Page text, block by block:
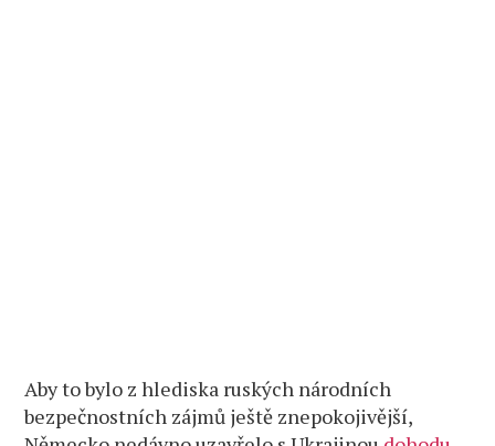
Aby to bylo z hlediska ruských národních
bezpečnostních zájmů ještě znepokojivější,